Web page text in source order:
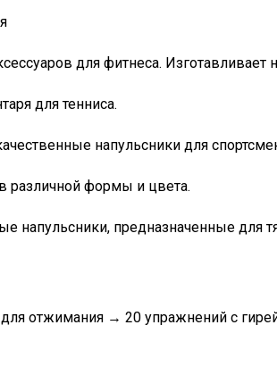
для фитнеса. Изготавливает
для тенниса.
напульсники для
различной формы и цвета.
предназначенные для
отжимания → 20 упражнений с